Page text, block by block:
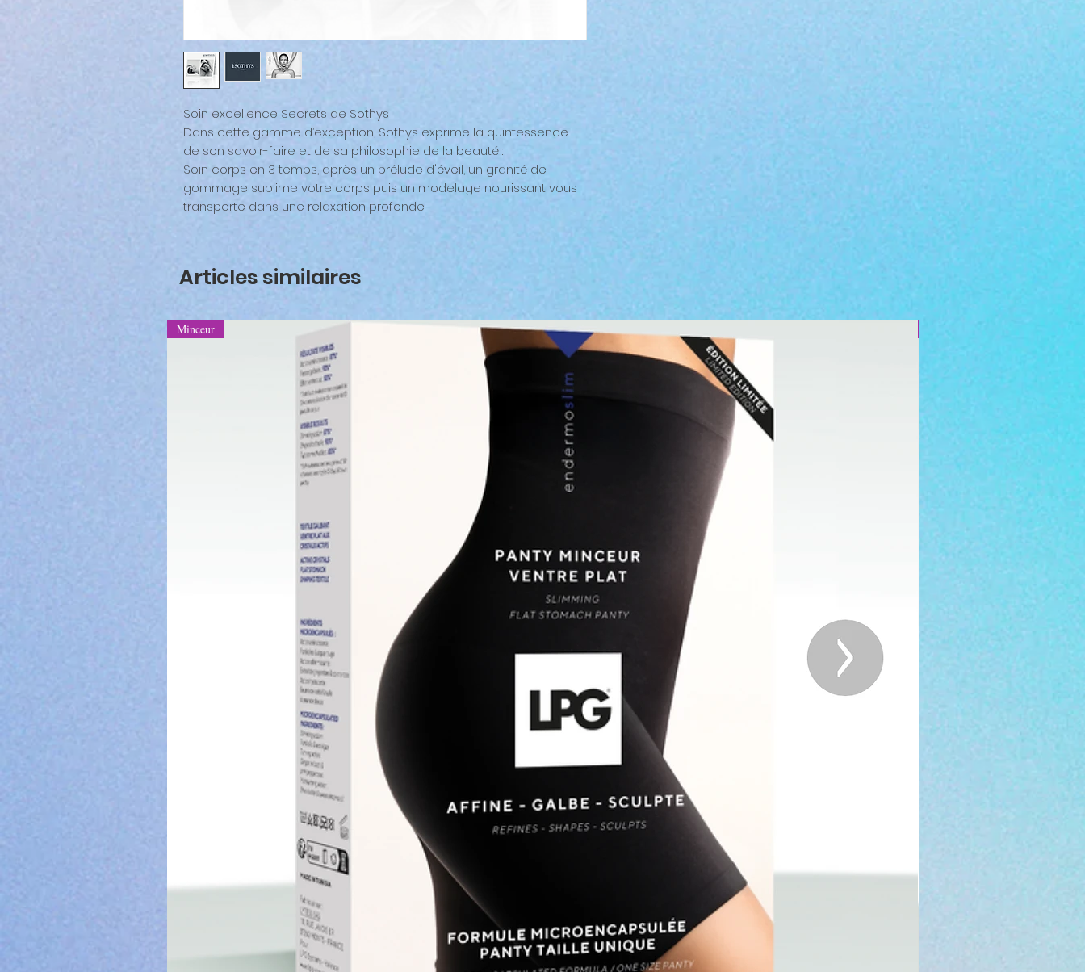
Soin excellence Secrets de Sothys
Dans cette gamme d’exception, Sothys exprime la quintessence
de son savoir-faire et de sa philosophie de la beauté :
Soin corps en 3 temps, après un prélude d'éveil, un granité de
gommage sublime votre corps puis un modelage nourissant vous
transporte dans une relaxation profonde.
Articles similaires
Minceur